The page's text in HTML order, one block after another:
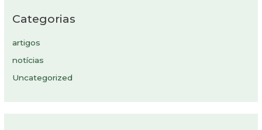
Categorias
artigos
notícias
Uncategorized